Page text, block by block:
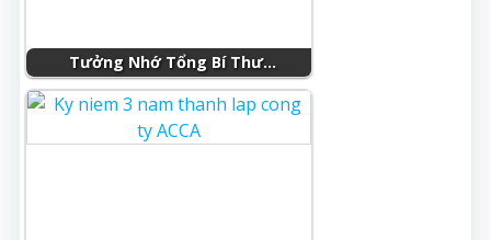
Tưởng Nhớ Tổng Bí Thư…